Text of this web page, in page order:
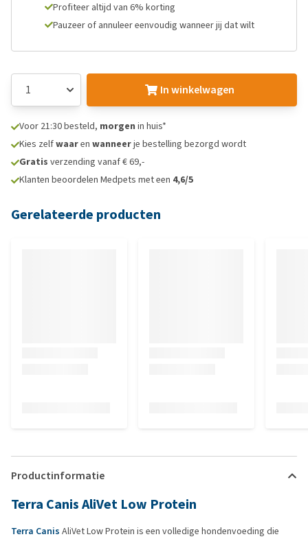
Profiteer altijd van 6% korting
Pauzeer of annuleer eenvoudig wanneer jij dat wilt
In winkelwagen
Voor 21:30 besteld, morgen in huis*
Kies zelfwaaren wanneerje bestelling bezorgd wordt
Gratis verzending vanaf € 69,-
Klanten beoordelen Medpets met een 4,6/5
Gerelateerde producten
Productinformatie
Terra Canis AliVet Low Protein
Terra Canis AliVet Low Protein is een volledige hondenvoeding die